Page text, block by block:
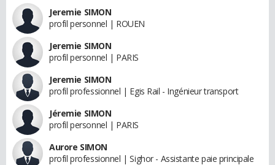
Jeremie SIMON
profil personnel | ROUEN
Jeremie SIMON
profil personnel | PARIS
Jeremie SIMON
profil professionnel | Egis Rail - Ingénieur transport
Jéremie SIMON
profil personnel | PARIS
Aurore SIMON
profil professionnel | Sighor - Assistante paie principale